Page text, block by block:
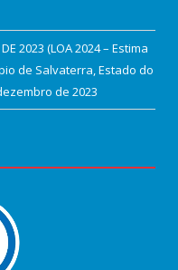
2023 (LOA 2024 – Estima
de Salvaterra, Estado do
de 2023